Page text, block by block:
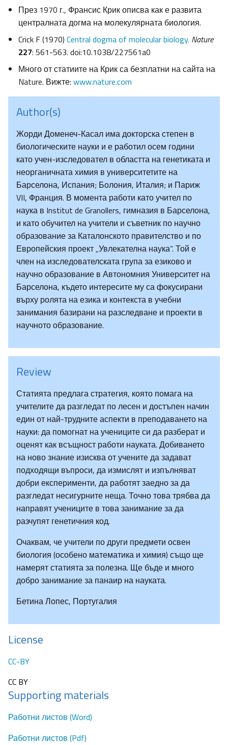
През 1970 г., Франсис Крик описва как е развита
централната догма на молекулярната биология.
Crick F (1970) Central dogma of molecular biology. Nature
227: 561-563. doi:10.1038/227561a0
Много от статиите на Крик са безплатни на сайта на
Nature. Вижте: www.nature.com
Author(s)
Жорди Доменеч-Касал има докторска степен в
биологическите науки и е работил осем години
като учен-изследовател в областта на генетиката и
неорганичната химия в университетите на
Барселона, Испания; Болония, Италия; и Париж
VII, Франция. В момента работи като учител по
наука в Institut de Granollers, гимназия в Барселона,
и като обучител на учители и съветник по научно
образование за Каталонското правителство и по
Европейския проект „Увлекателна наука“. Той е
член на изследователската група за езиково и
научно образование в Автономния Университет на
Барселона, където интересите му са фокусирани
върху ролята на езика и контекста в учебни
занимания базирани на разследване и проекти в
научното образование.
Review
Статията предлага стратегия, която помага на
учителите да разгледат по лесен и достъпен начин
един от най-трудните аспекти в преподаването на
науки: да помогнат на учениците си да разберат и
оценят как всъщност работи науката. Добиването
на ново знание изисква от учените да задават
подходящи въпроси, да измислят и изпълняват
добри експерименти, да работят заедно за да
разгледат несигурните неща. Точно това трябва да
направят учениците в това занимание за да
разчупят генетичния код.
Очаквам, че учители по други предмети освен
биология (особено математика и химия) също ще
намерят статията за полезна. Ще бъде и много
добро занимание за панаир на науката.
Бетина Лопес, Португалия
License
CC-BY
CC BY
Supporting materials
Работни листов (Word)
Работни листов (Pdf)